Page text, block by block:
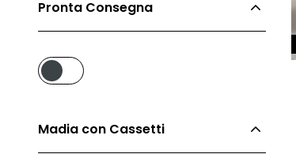
Pronta Consegna
Madia con Cassetti